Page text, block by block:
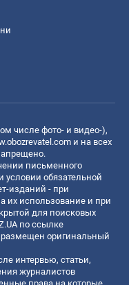
числе фото- и видео-),
и на всех
письменного
условии обязательной
изданий - при
их использование и при
для поисковых
по ссылке
размещен оригинальный
интервью, статьи,
журналистов